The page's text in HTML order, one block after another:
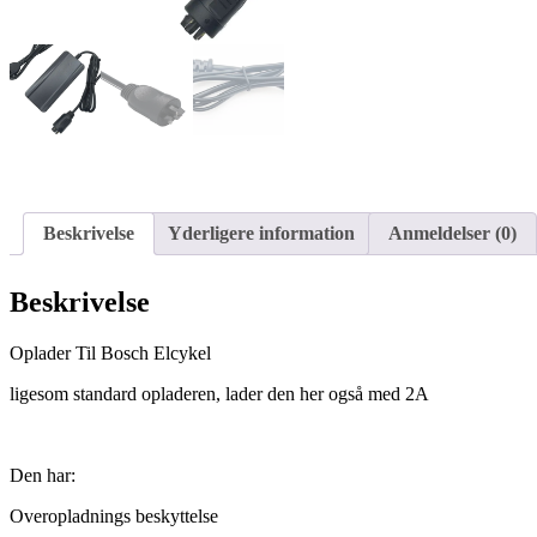
Beskrivelse Yderligere information Anmeldelser (0)
Beskrivelse
Oplader Til Bosch Elcykel
ligesom standard opladeren, lader den her også med 2A
Den har:
Overopladnings beskyttelse